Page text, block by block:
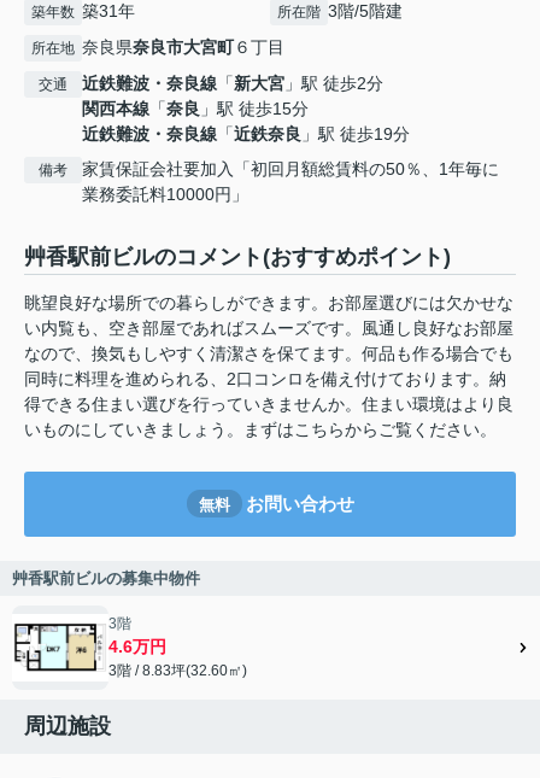
築年数 築31年 所在階 3階/5階建
所在地 奈良県奈良市大宮町６丁目
交通 近鉄難波・奈良線 「新大宮 」駅 徒歩2分
関西本線 「奈良 」駅 徒歩15分
近鉄難波・奈良線 「近鉄奈良 」駅 徒歩19分
備考
家賃保証会社要加入「初回月額総賃料の50％、1年毎に
業務委託料10000円」
艸香駅前ビルのコメント(おすすめポイント)
眺望良好な場所での暮らしができます。お部屋選びには欠かせな
い内覧も、空き部屋であればスムーズです。風通し良好なお部屋
なので、換気もしやすく清潔さを保てます。何品も作る場合でも
同時に料理を進められる、2口コンロを備え付けております。納
得できる住まい選びを行っていきませんか。住まい環境はより良
いものにしていきましょう。まずはこちらからご覧ください。
無料 お問い合わせ
艸香駅前ビルの募集中物件
3階
4.6万円
3階 / 8.83坪(32.60㎡)
周辺施設